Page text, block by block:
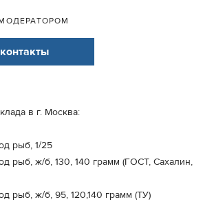
в г. Москва:
рыб, 1/25
рыб, ж/б, 130, 140 грамм (ГОСТ, Сахалин,
рыб, ж/б, 95, 120,140 грамм (ТУ)